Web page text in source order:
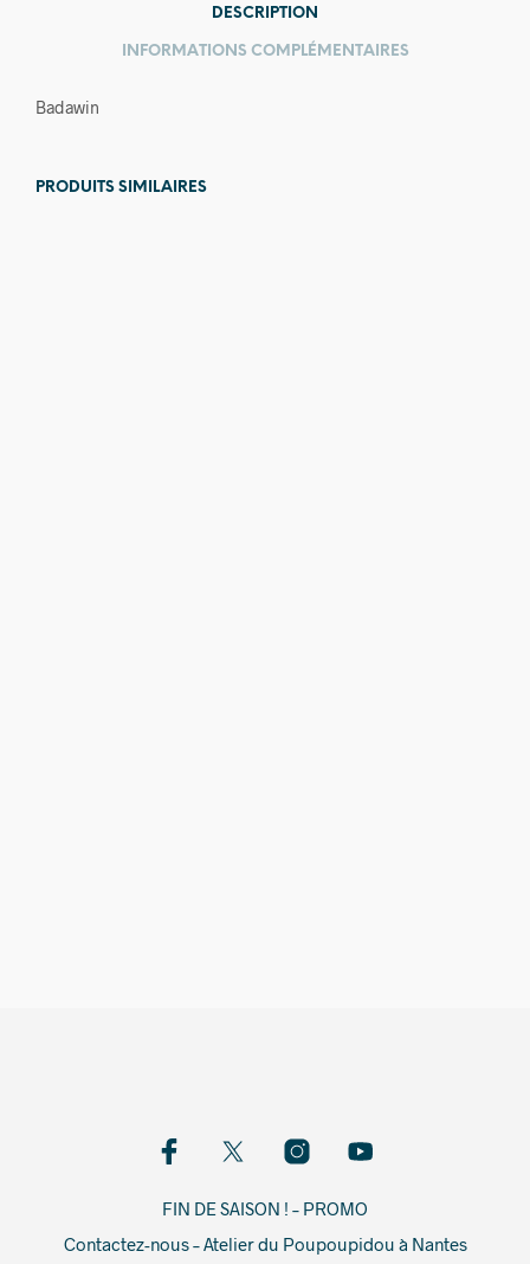
DESCRIPTION
INFORMATIONS COMPLÉMENTAIRES
Badawin
PRODUITS SIMILAIRES
FIN DE SAISON ! – PROMO
Contactez-nous – Atelier du Poupoupidou à Nantes